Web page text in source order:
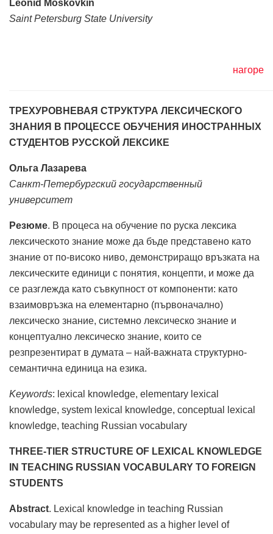
Leonid Moskovkin
Saint Petersburg State University
нагоре
ТРЕХУРОВНЕВАЯ СТРУКТУРА ЛЕКСИЧЕСКОГО
ЗНАНИЯ В ПРОЦЕССЕ ОБУЧЕНИЯ ИНОСТРАННЫХ
СТУДЕНТОВ РУССКОЙ ЛЕКСИКЕ
Ольга Лазарева
Санкт-Петербургский государственный
университет
Резюме. В процеса на обучение по руска лексика
лексическото знание може да бъде представено като
знание от по-високо ниво, демонстриращо връзката на
лексическите единици с понятия, концепти, и може да
се разглежда като съвкупност от компоненти: като
взаимовръзка на елементарно (първоначално)
лексическо знание, системно лексическо знание и
концептуално лексическо знание, които се
резпрезентират в думата – най-важната структурно-
семантична единица на езика.
Keywords: lexical knowledge, elementary lexical
knowledge, system lexical knowledge, conceptual lexical
knowledge, teaching Russian vocabulary
THREE-TIER STRUCTURE OF LEXICAL KNOWLEDGE
IN TEACHING RUSSIAN VOCABULARY TO FOREIGN
STUDENTS
Abstract. Lexical knowledge in teaching Russian
vocabulary may be represented as a higher level of